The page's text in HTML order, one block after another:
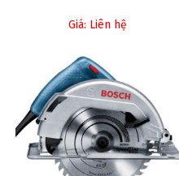
Giá: Liên hệ